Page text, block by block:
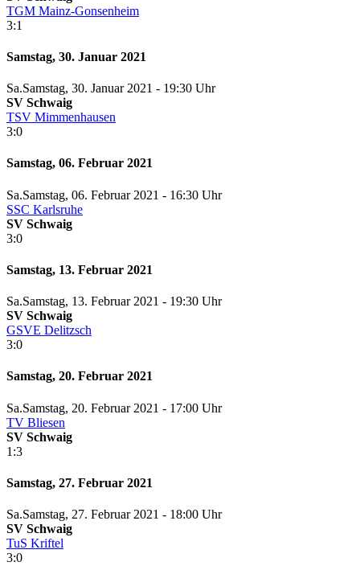
TGM Mainz-Gonsenheim
3:1
Samstag, 30. Januar 2021
Sa.Samstag, 30. Januar 2021 - 19:30 Uhr
SV Schwaig
TSV Mimmenhausen
3:0
Samstag, 06. Februar 2021
Sa.Samstag, 06. Februar 2021 - 16:30 Uhr
SSC Karlsruhe
SV Schwaig
3:0
Samstag, 13. Februar 2021
Sa.Samstag, 13. Februar 2021 - 19:30 Uhr
SV Schwaig
GSVE Delitzsch
3:0
Samstag, 20. Februar 2021
Sa.Samstag, 20. Februar 2021 - 17:00 Uhr
TV Bliesen
SV Schwaig
1:3
Samstag, 27. Februar 2021
Sa.Samstag, 27. Februar 2021 - 18:00 Uhr
SV Schwaig
TuS Kriftel
3:0